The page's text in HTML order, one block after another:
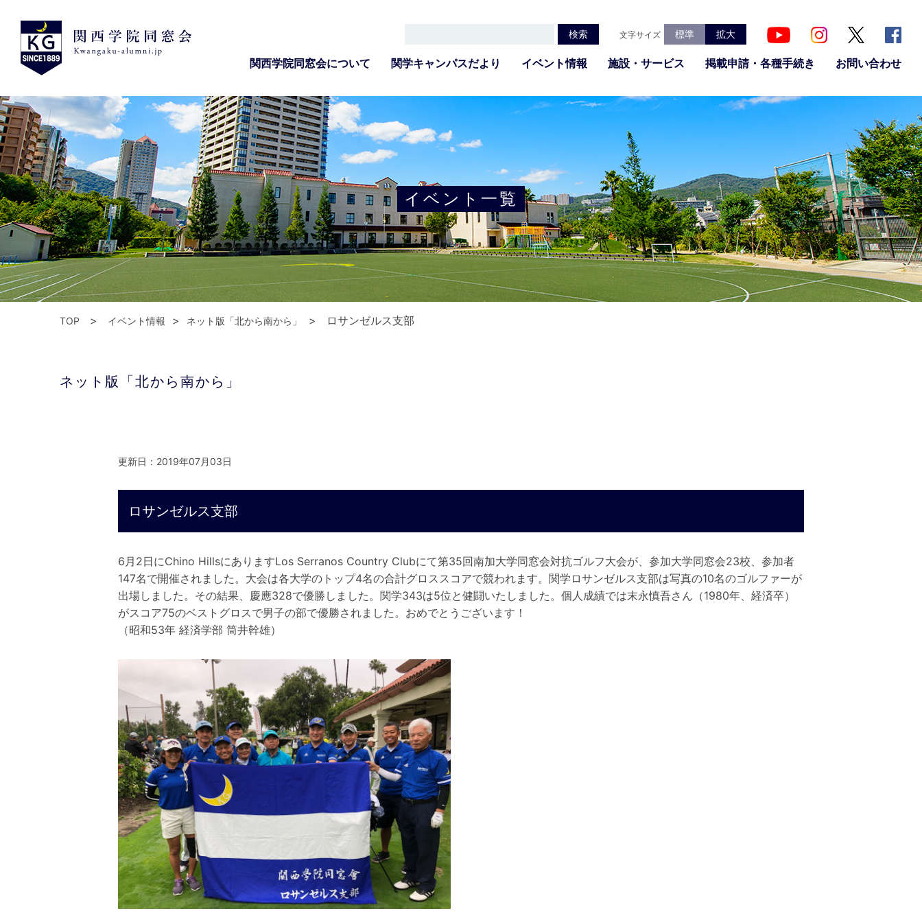
文字サイズ 標準 拡大
関西学院同窓会について 関学キャンパスだより イベント情報 施設・サービス 掲載申請・各種手続き お問い合わせ
イベント一覧
TOP イベント情報 ネット版「北から南から」 ロサンゼルス支部
ネット版「北から南から」
更新日：2019年07月03日
ロサンゼルス支部
6月2日にChino HillsにありますLos Serranos Country Clubにて第35回南加大学同窓会対抗ゴルフ大会が、参加大学同窓会23校、参加者
147名で開催されました。大会は各大学のトップ4名の合計グロススコアで競われます。関学ロサンゼルス支部は写真の10名のゴルファーが
出場しました。その結果、慶應328で優勝しました。関学343は5位と健闘いたしました。個人成績では末永慎吾さん（1980年、経済卒）
がスコア75のベストグロスで男子の部で優勝されました。おめでとうございます！
（昭和53年 経済学部 筒井幹雄）